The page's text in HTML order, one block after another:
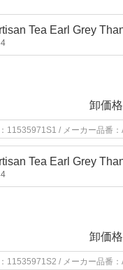
Tea Earl Grey
卸価
11535971S1 / メーカー品番
Tea Earl Grey
卸価
11535971S2 / メーカー品番